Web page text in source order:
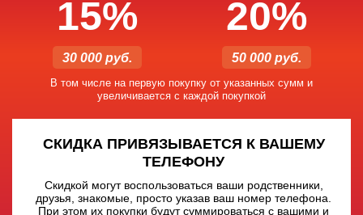
15%
30 000 руб.
20%
50 000 руб.
В том числе на первую покупку от указанных сумм и
увеличивается с каждой покупкой
СКИДКА ПРИВЯЗЫВАЕТСЯ К ВАШЕМУ
ТЕЛЕФОНУ
Скидкой могут воспользоваться ваши родственники,
друзья, знакомые, просто указав ваш номер телефона.
При этом их покупки будут суммироваться с вашими и